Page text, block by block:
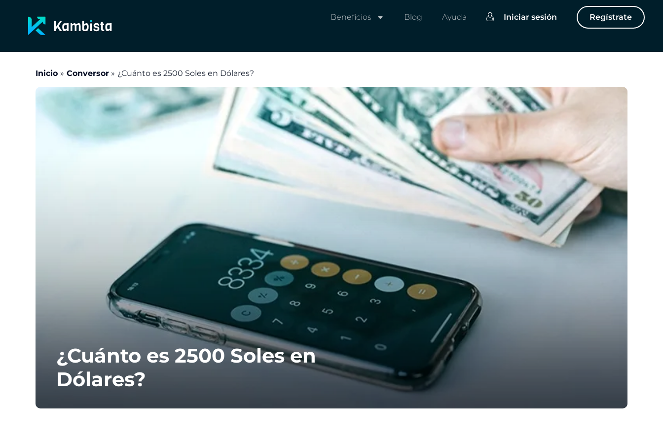
contenido
Beneficios Blog Ayuda Iniciar sesión Regístrate
Inicio Conversor ¿Cuánto es 2500 Soles en Dólares?
¿Cuánto es 2500 Soles en
Dólares?